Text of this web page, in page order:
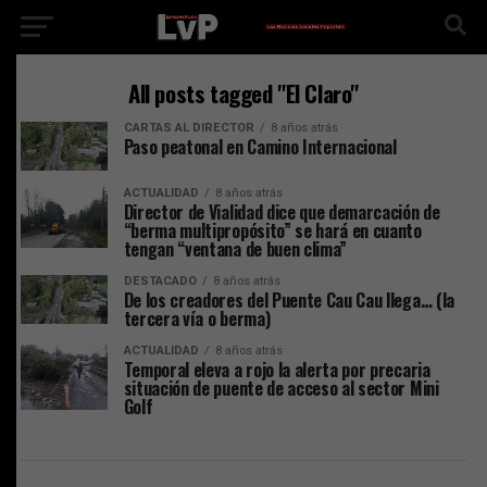
All posts tagged "El Claro"
CARTAS AL DIRECTOR 8 años atrás
Paso peatonal en Camino Internacional
ACTUALIDAD 8 años atrás
Director de Vialidad dice que demarcación de
“berma multipropósito” se hará en cuanto
tengan “ventana de buen clima”
DESTACADO 8 años atrás
De los creadores del Puente Cau Cau llega… (la
tercera vía o berma)
ACTUALIDAD 8 años atrás
Temporal eleva a rojo la alerta por precaria
situación de puente de acceso al sector Mini
Golf